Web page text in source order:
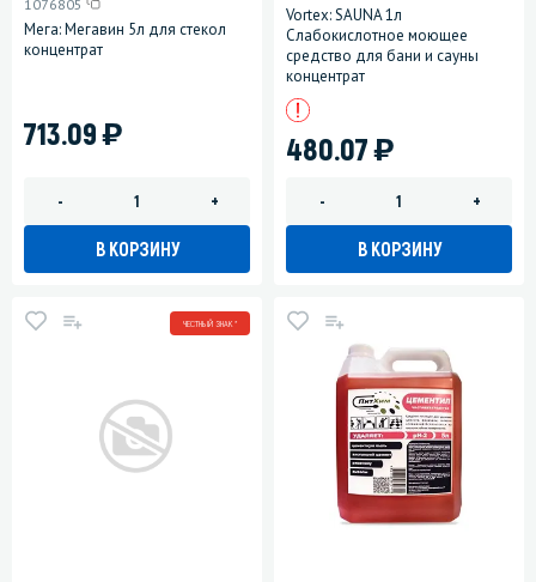
1076805
Мега: Мегавин 5л для стекол
концентрат
713.09)
- +
В КОРЗИНУ
Vortex: SAUNA 1л
Слабокислотное моющее
средство для бани и сауны
концентрат
480.07)
- +
В КОРЗИНУ
ЧЕСТНЫЙ ЗНАК *